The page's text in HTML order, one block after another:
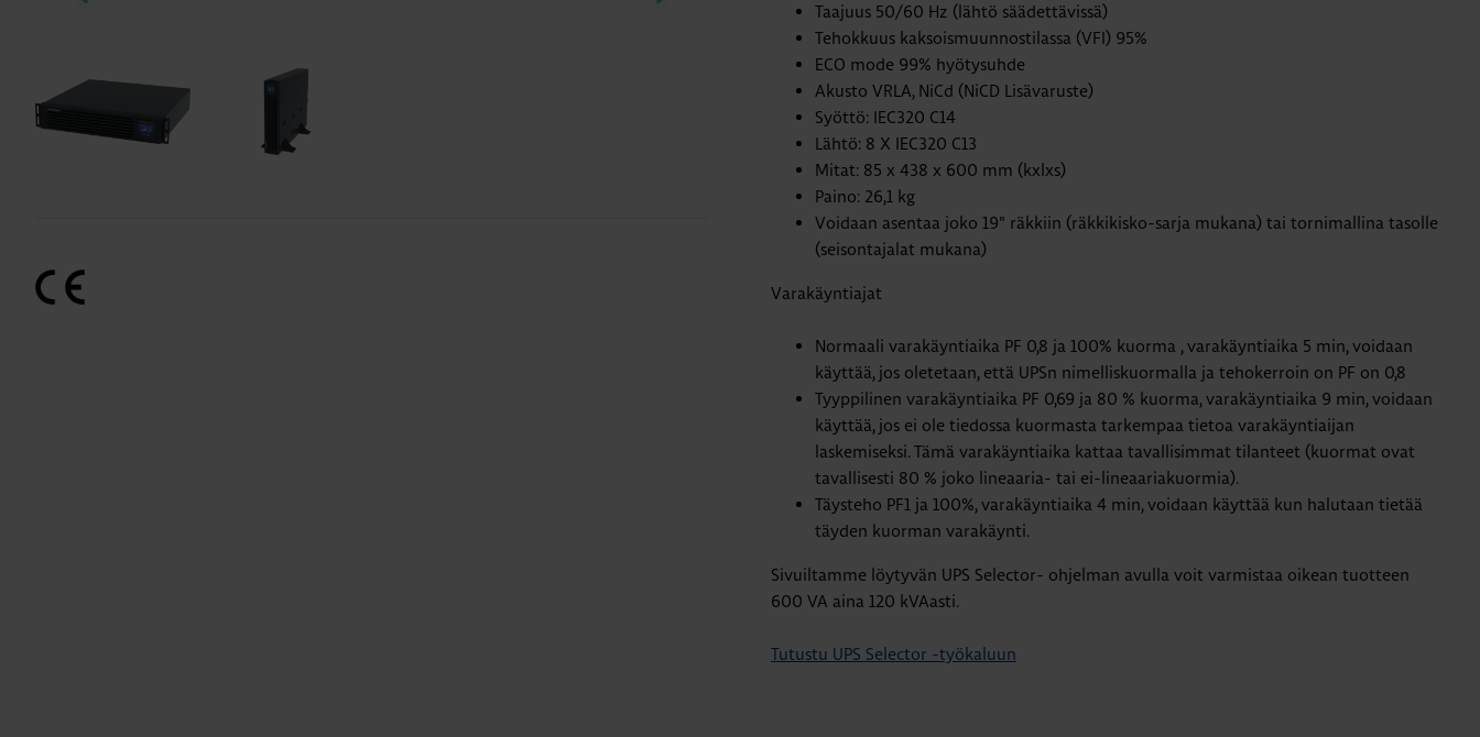
Taajuus 50/60 Hz (lähtö säädettävissä)
Tehokkuus kaksoismuunnostilassa (VFI) 95%
ECO mode 99% hyötysuhde
Akusto VRLA, NiCd (NiCD Lisävaruste)
Syöttö: IEC320 C14
Lähtö: 8 X IEC320 C13
Mitat: 85 x 438 x 600 mm (kxlxs)
Paino: 26,1 kg
Voidaan asentaa joko 19" räkkiin (räkkikisko-sarja mukana) tai tornimallina tasolle
(seisontajalat mukana)
Varakäyntiajat
Normaali varakäyntiaika PF 0,8 ja 100% kuorma , varakäyntiaika 5 min, voidaan
käyttää, jos oletetaan, että UPSn nimelliskuormalla ja tehokerroin on PF on 0,8
Tyyppilinen varakäyntiaika PF 0,69 ja 80 % kuorma, varakäyntiaika 9 min, voidaan
käyttää, jos ei ole tiedossa kuormasta tarkempaa tietoa varakäyntiaijan
laskemiseksi. Tämä varakäyntiaika kattaa tavallisimmat tilanteet (kuormat ovat
tavallisesti 80 % joko lineaaria- tai ei-lineaariakuormia).
Täysteho PF1 ja 100%, varakäyntiaika 4 min, voidaan käyttää kun halutaan tietää
täyden kuorman varakäynti.
Sivuiltamme löytyvän UPS Selector- ohjelman avulla voit varmistaa oikean tuotteen
600 VA aina 120 kVAasti.
Tutustu UPS Selector -työkaluun